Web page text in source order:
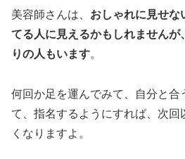
美容師さんは、 おしゃれに見せな
てる人に見えるかもしれませんが
りの人もいます。
何回か足を運んでみて、自分と合
て、指名するようにすれば、次回
くなりますよ。